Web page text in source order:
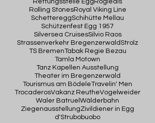
Rettungsstelle Egg Rogledis
Rolling StonesRoyal Viking Line
SchettereggSchihütte Mellau
Schützenfest Egg 1957
Silversea CruisesSilvio Raos
Strassenverkehr BregenzerwaldStrolz
TS BremenTabak Regie Bezau
Tamla Motown
Tanz Kapellen Ausstellung
Theater im Bregenzerwald
Tourismus am BödeleTravelin' Men
TrocaderosVakanz ReutheVogelweider
Waler Batruel Wälderbahn
ZiegenausstellungZivildiener in Egg
d'Strubobuobo